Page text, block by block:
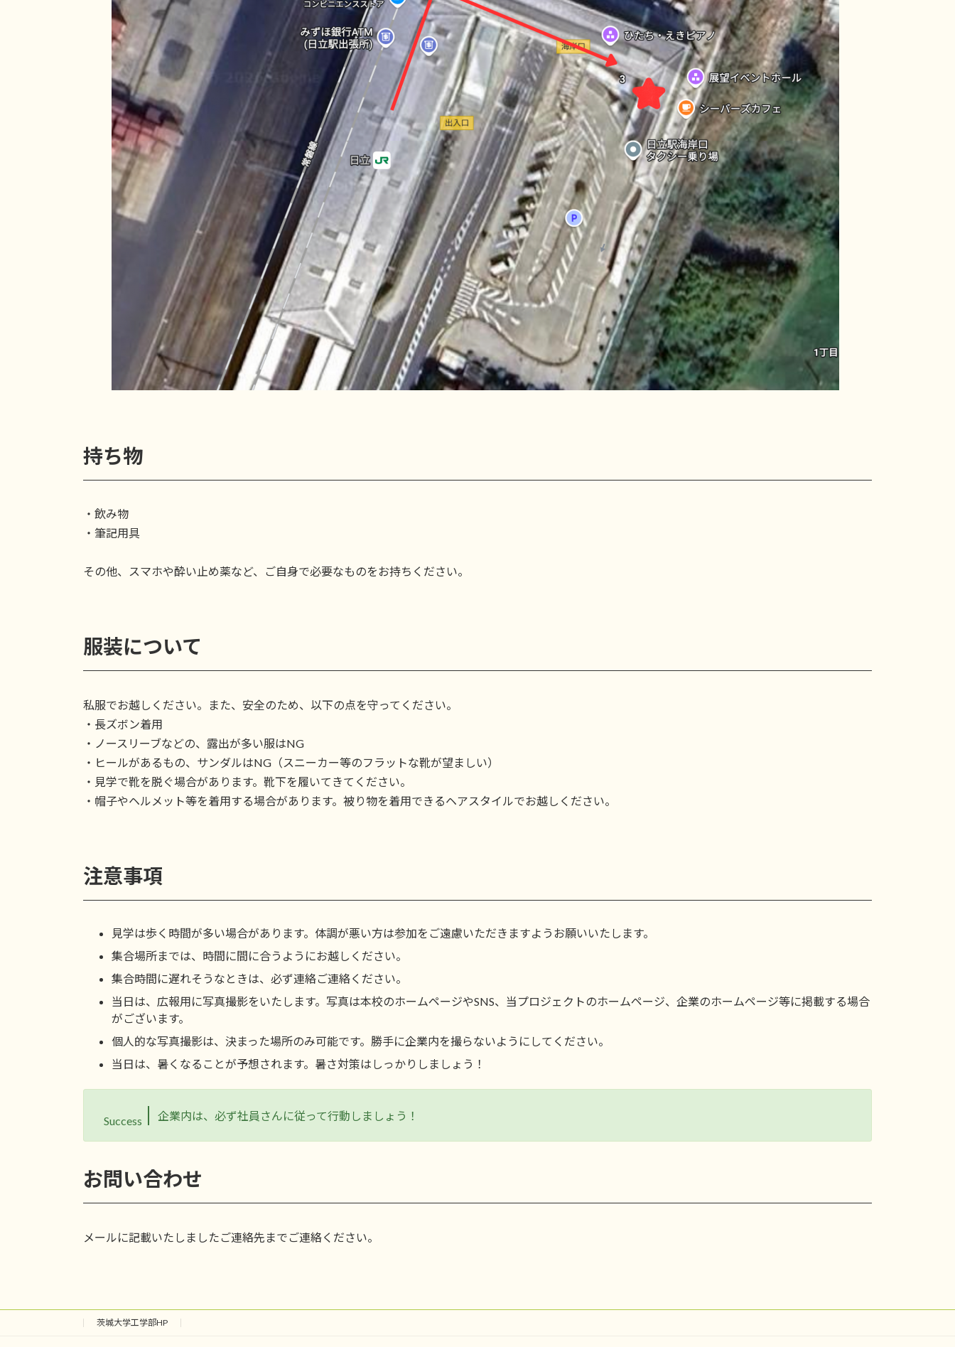
持ち物
・飲み物
・筆記用具
その他、スマホや酔い止め薬など、ご自身で必要なものをお持ちください。
服装について
私服でお越しください。また、安全のため、以下の点を守ってください。
・長ズボン着用
・ノースリーブなどの、露出が多い服はNG
・ヒールがあるもの、サンダルはNG（スニーカー等のフラットな靴が望ましい）
・見学で靴を脱ぐ場合があります。靴下を履いてきてください。
・帽子やヘルメット等を着用する場合があります。被り物を着用できるヘアスタイルでお越しください。
注意事項
見学は歩く時間が多い場合があります。体調が悪い方は参加をご遠慮いただきますようお願いいたします。
集合場所までは、時間に間に合うようにお越しください。
集合時間に遅れそうなときは、必ず連絡ご連絡ください。
当日は、広報用に写真撮影をいたします。写真は本校のホームページやSNS、当プロジェクトのホームページ、企業のホームページ等に掲載する場合
がございます。
個人的な写真撮影は、決まった場所のみ可能です。勝手に企業内を撮らないようにしてください。
当日は、暑くなることが予想されます。暑さ対策はしっかりしましょう！
Success 企業内は、必ず社員さんに従って行動しましょう！
お問い合わせ
メールに記載いたしましたご連絡先までご連絡ください。
茨城大学工学部HP